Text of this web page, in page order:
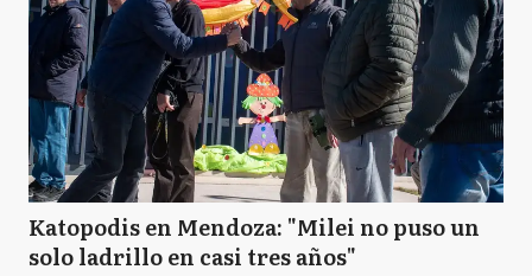
Katopodis en Mendoza: "Milei no puso un
solo ladrillo en casi tres años"